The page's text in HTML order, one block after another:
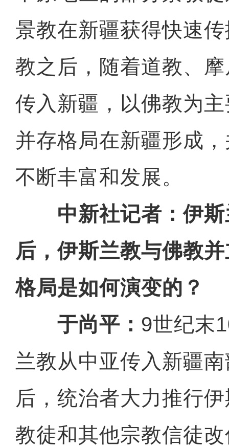
景教在新疆获得快速
教之后，随着道教、
传入新疆，以佛教为
并存格局在新疆形成
不断丰富和发展。
中新社记者：伊
后，伊斯兰教与佛教
格局是如何演变的？
于尚平： 9世纪末
兰教从中亚传入新疆
后，统治者大力推行
教徒和其他宗教信徒